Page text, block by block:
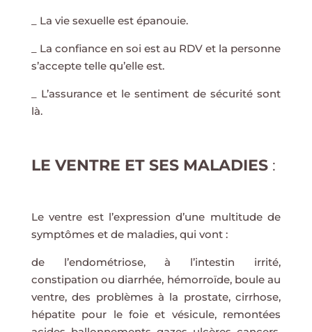
_ La vie sexuelle est épanouie.
_ La confiance en soi est au RDV et la personne
s’accepte telle qu’elle est.
_ L’assurance et le sentiment de sécurité sont
là.
LE VENTRE ET SES MALADIES:
Le ventre est l’expression d’une multitude de
symptômes et de maladies, qui vont :
de l’endométriose, à l’intestin irrité,
constipation ou diarrhée, hémorroïde, boule au
ventre, des problèmes à la prostate, cirrhose,
hépatite pour le foie et vésicule, remontées